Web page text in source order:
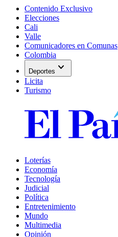
Contenido Exclusivo
Elecciones
Cali
Valle
Comunicadores en Comunas
Colombia
Deportes expand_more
Licita
Turismo
Loterías
Economía
Tecnología
Judicial
Política
Entretenimiento
Mundo
Multimedia
Opinión